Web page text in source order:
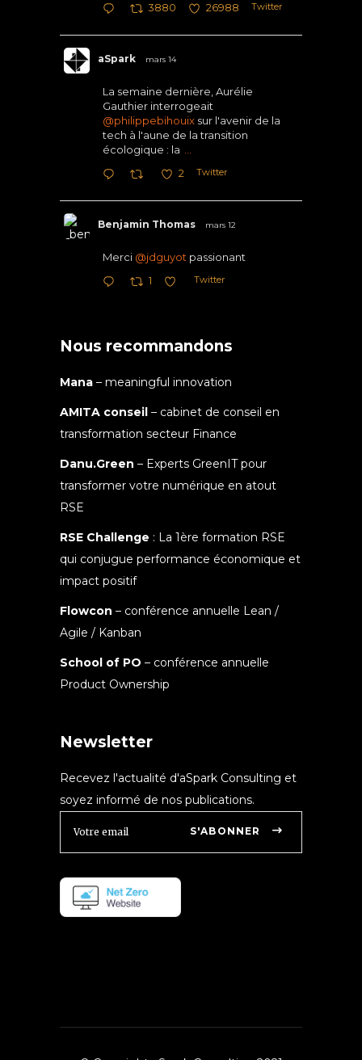
3880 26988 Twitter
aSpark mars 14
La semaine dernière, Aurélie
Gauthier interrogeait
@philippebihouix sur l'avenir de la
tech à l'aune de la transition
écologique : la
2 Twitter
Benjamin Thomas mars 12
Merci @jdguyot passionant
1 Twitter
Nous recommandons
Mana – meaningful innovation
AMITA conseil – cabinet de conseil en
transformation secteur Finance
Danu.Green – Experts GreenIT pour
transformer votre numérique en atout
RSE
RSE Challenge : La 1ère formation RSE
qui conjugue performance économique et
impact positif
Flowcon – conférence annuelle Lean /
Agile / Kanban
School of PO – conférence annuelle
Product Ownership
Newsletter
Recevez l'actualité d'aSpark Consulting et
soyez informé de nos publications.
S'ABONNER